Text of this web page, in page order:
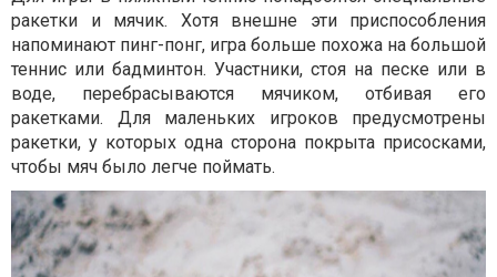
ракетки и мячик. Хотя внешне эти приспособления
напоминают пинг-понг, игра больше похожа на большой
теннис или бадминтон. Участники, стоя на песке или в
воде, перебрасываются мячиком, отбивая его
ракетками. Для маленьких игроков предусмотрены
ракетки, у которых одна сторона покрыта присосками,
чтобы мяч было легче поймать.